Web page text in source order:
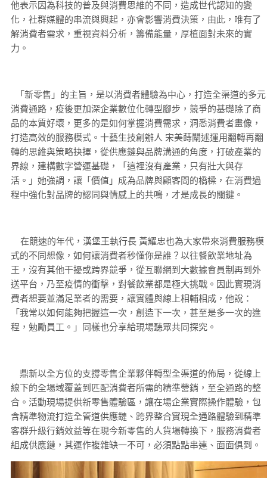
他表示因為科技的普及與消費思維的不同，造成世代認知的變
化，社群媒體的串流與興起，亦會影響消費決策，由此，唯有了
解消費者需求，重視資料分析，籌備能量，厚植面對未來的實
力。
「新零售」的主旨，是以消費者體驗為中心，打造全渠道的多元
消費通路，疫後更加深企業數位化轉型腳步，競爭的基礎除了商
品的本質好壞，更多的是如何掌握消費需求，洞悉消費者畫像，
打造高效的服務模式。十藝生技創辦人 宋美蒔闡述運用翻轉再翻
轉的思維與策略抉擇，從供應鏈與品牌溝通的角度，打破產業的
界線，建構數字營運基礎，「這裡沒有產業，只有壯大與存
活。」她強調，讓「價值」成為品牌與顧客間的橋樑，在消費過
程中強化對品牌的認同與情感上的共鳴，才是成長的關鍵。
在競速的年代，漢堡王執行長 黃耀忠也為大家帶來消費服務模
式的不同想像，如何讓消費者秒懂你是誰？以往餐飲業地址為
王，沒有其他干擾或跨界競爭，從互聯網到大數據會員制再到外
送平台，乃至疫情的衝擊，對餐飲業都是極大挑戰。因此實現消
費者想要並滿足業者的需要，讓實體與線上相輔相成，他說：
「我常以如何能夠把握這一次，創造下一次，甚至是多一次的進
程，勉勵員工。」同樣也分享給現場聽眾共同探究。
鼎新以全方位的支撐零售企業夥伴轉型全渠道的佈局，從線上
線下的全場域覆蓋到匹配消費者所需的精準營銷，至全通路的整
合。活動現場提供新零售體驗區，讓在場企業實際操作體驗，包
含精準物流打造全管道供應鏈、跨界整合實現全通路體驗到精準
客群升級行銷效益等在現今新零售的人貨場轉換下，服務消費者
組成供應鏈，其運作複雜缺一不可，必須點點串連、面面俱到。